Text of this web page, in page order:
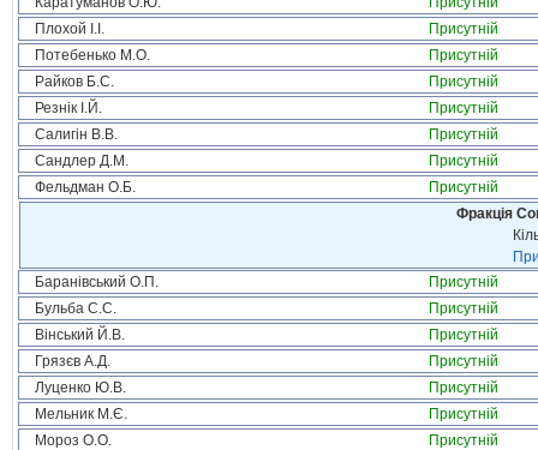
Плохой І.І.
Присутній
Потебенько М.О.
Присутній
Райков Б.С.
Присутній
Резнік І.Й.
Присутній
Салигін В.В.
Присутній
Сандлер Д.М.
Присутній
Фельдман О.Б.
Присутній
Фракція
Баранівський О.П.
Присутній
Бульба С.С.
Присутній
Вінський Й.В.
Присутній
Грязєв А.Д.
Присутній
Луценко Ю.В.
Присутній
Мельник М.Є.
Присутній
Мороз О.О.
Присутній